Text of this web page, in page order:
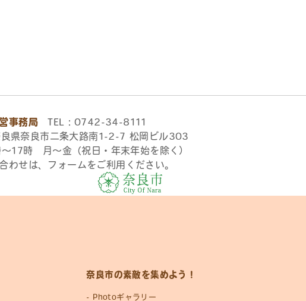
事務局 TEL：0742-34-8111
奈良市二条大路南1-2-7 松岡ビル303
〜17時 月〜金（祝日・年末年始を除く）
わせは、フォームをご利用ください。
奈良市の素敵を集めよう！
Photoギャラリー